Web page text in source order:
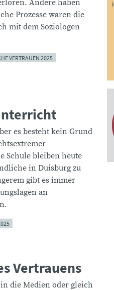
Andere haben
Prozesse waren die
mit dem Soziologen
VERTRAUEN 2025
es besteht kein Grund
Schule bleiben heute
in Duisburg zu
gibt es immer
an
Vertrauens
die Medien oder gleich